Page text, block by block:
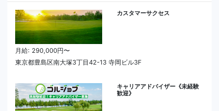
カスタマーサクセス
月給: 290,000円〜
東京都豊島区南大塚3丁目42-13 寺岡ビル3F
キャリアアドバイザー《未経験
歓迎》